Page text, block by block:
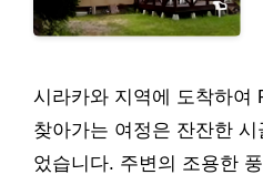
시라카와 지역에 도착하여
찾아가는 여정은 잔잔한 시
었습니다. 주변의 조용한